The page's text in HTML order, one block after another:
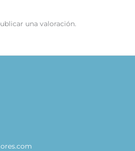
una valoración.